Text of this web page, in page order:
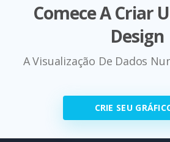
Comece A Criar
Design
A Visualização De Dados
CRIE SEU